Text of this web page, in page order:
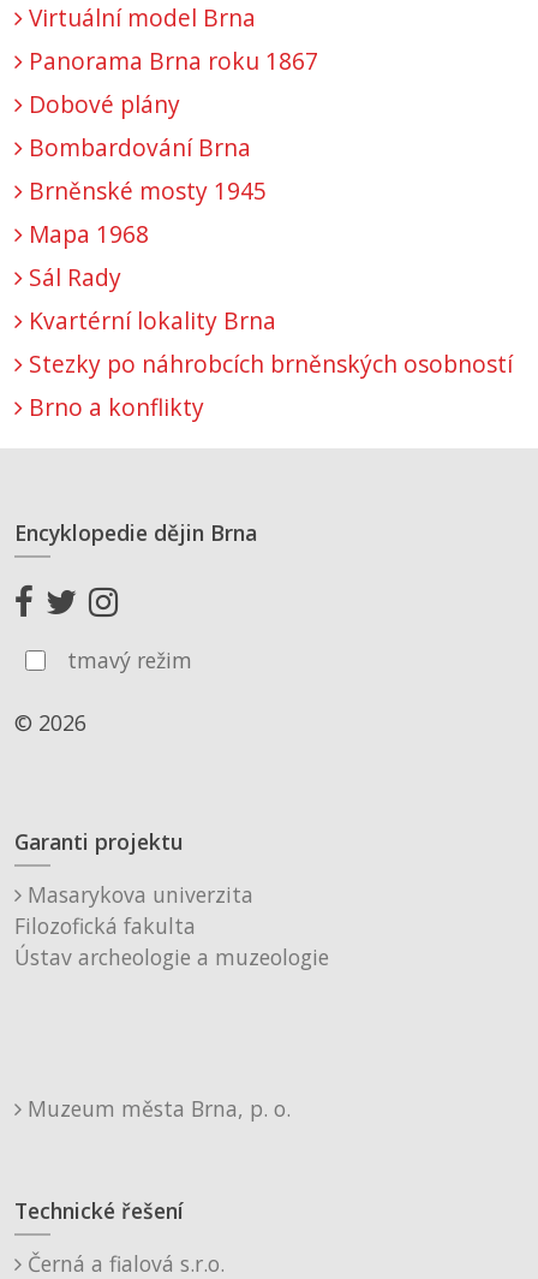
Virtuální model Brna
Panorama Brna roku 1867
Dobové plány
Bombardování Brna
Brněnské mosty 1945
Mapa 1968
Sál Rady
Kvartérní lokality Brna
Stezky po náhrobcích brněnských osobností
Brno a konflikty
Encyklopedie dějin Brna
tmavý režim
© 2026
Garanti projektu
Masarykova univerzita
Filozofická fakulta
Ústav archeologie a muzeologie
Muzeum města Brna, p. o.
Technické řešení
Černá a fialová s.r.o.